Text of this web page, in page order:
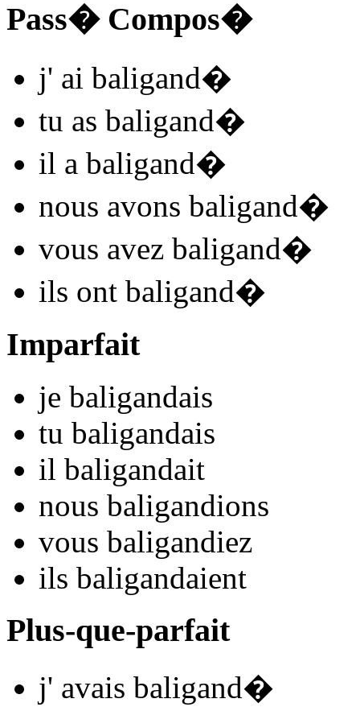
Pass� Compos�
j' ai baligand�
tu as baligand�
il a baligand�
nous avons baligand�
vous avez baligand�
ils ont baligand�
Imparfait
je baligandais
tu baligandais
il baligandait
nous baligandions
vous baligandiez
ils baligandaient
Plus-que-parfait
j' avais baligand�